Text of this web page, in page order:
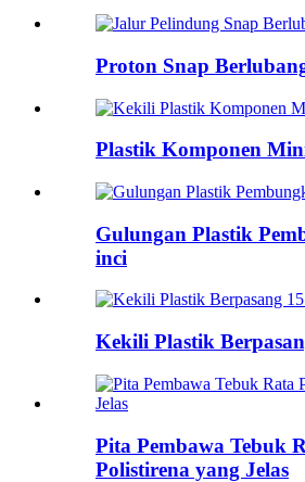
Proton Snap
Plastik Komponen
Gulungan Plastik
inci
Kekili Plastik
Pita Pembawa Tebuk
Polistirena yang Jelas